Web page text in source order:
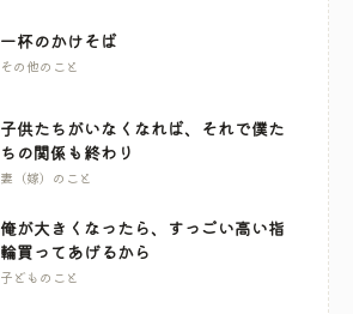
一杯のかけそば
その他のこと
子供たちがいなくなれば、それで僕た
ちの関係も終わり
妻（嫁）のこと
俺が大きくなったら、すっごい高い指
輪買ってあげるから
子どものこと